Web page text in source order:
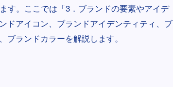
す。ここでは「3．ブランドの要素やアイデ
ドアイコン、ブランドアイデンティティ、ブ
ランドカラーを解説します。